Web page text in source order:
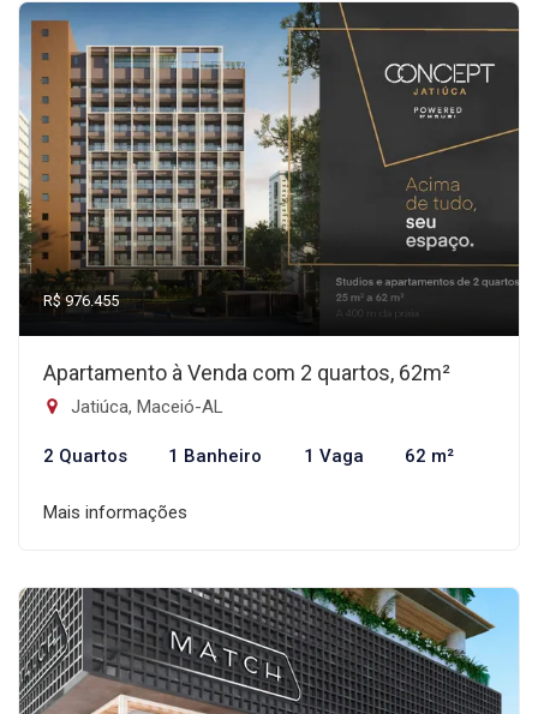
R$ 976.455
Apartamento à Venda com 2 quartos, 62m²
Jatiúca, Maceió-AL
2 Quartos 1 Banheiro 1 Vaga 62 m²
Mais informações